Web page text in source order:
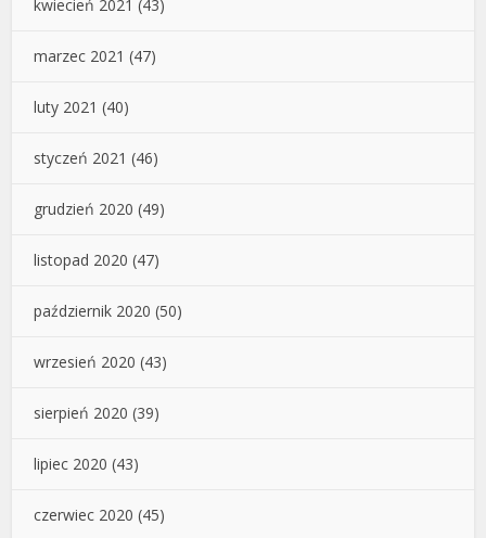
kwiecień 2021 (43)
marzec 2021 (47)
luty 2021 (40)
styczeń 2021 (46)
grudzień 2020 (49)
listopad 2020 (47)
październik 2020 (50)
wrzesień 2020 (43)
sierpień 2020 (39)
lipiec 2020 (43)
czerwiec 2020 (45)